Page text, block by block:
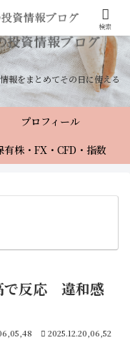
報をまとめてその日に使える
プロフィール
有株・FX・CFD・指数
で反応 違和感
2025.12.20,06,52
検索